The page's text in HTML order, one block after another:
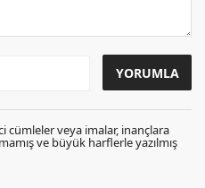
cümleler veya imalar, inançlara
ve büyük harflerle yazılmış